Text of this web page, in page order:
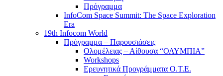
Πρόγραμμα
InfoCom Space Summit: The Space Exploration
Era
19th Infocom World
Πρόγραμμα – Παρουσιάσεις
Ολομέλειας – Αίθουσα “ΟΛΥΜΠΙΑ”
Workshops
Ερευνητικά Προγράμματα Ο.Τ.Ε.